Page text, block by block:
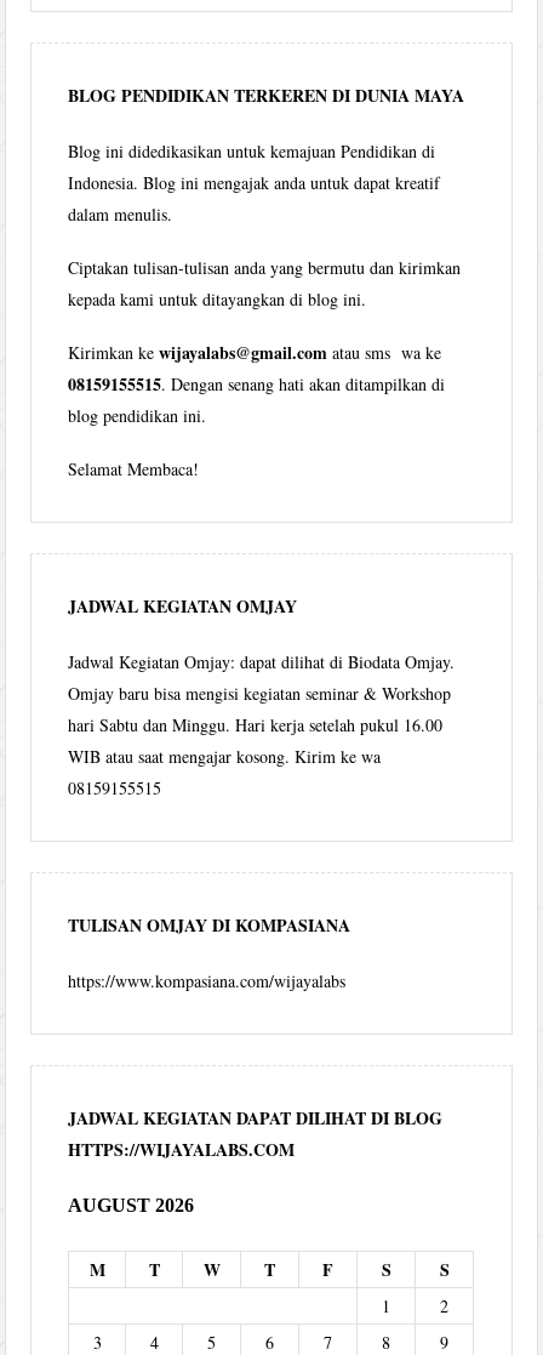
per
bulan
BLOG PENDIDIKAN TERKEREN DI DUNIA MAYA
Blog ini didedikasikan untuk kemajuan Pendidikan di
Indonesia. Blog ini mengajak anda untuk dapat kreatif
dalam menulis.
Ciptakan tulisan-tulisan anda yang bermutu dan kirimkan
kepada kami untuk ditayangkan di blog ini.
Kirimkan kewijayalabs@gmail.com atau sms wa ke
08159155515. Dengan senang hati akan ditampilkan di
blog pendidikan ini.
Selamat Membaca!
JADWAL KEGIATAN OMJAY
Jadwal Kegiatan Omjay: dapat dilihat di Biodata Omjay.
Omjay baru bisa mengisi kegiatan seminar & Workshop
hari Sabtu dan Minggu. Hari kerja setelah pukul 16.00
WIB atau saat mengajar kosong. Kirim ke wa
08159155515
TULISAN OMJAY DI KOMPASIANA
https://www.kompasiana.com/wijayalabs
JADWAL KEGIATAN DAPAT DILIHAT DI BLOG
HTTPS://WIJAYALABS.COM
AUGUST 2026
M T W T F S S
1
2
3
4 5 6 7 8
9